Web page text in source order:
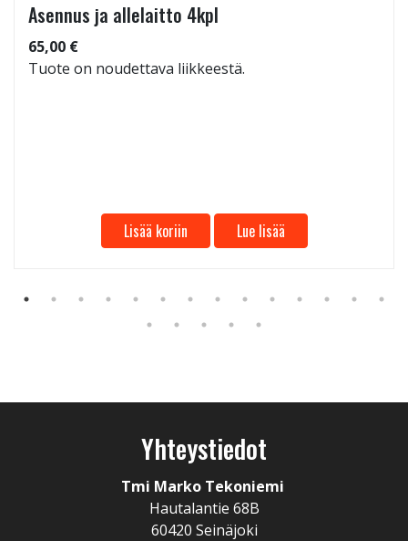
Asennus ja allelaitto 4kpl
65,00 €
Tuote on noudettava liikkeestä.
Lisää koriin Lue lisää
Yhteystiedot
Tmi Marko Tekoniemi
Hautalantie 68B
60420 Seinäjoki